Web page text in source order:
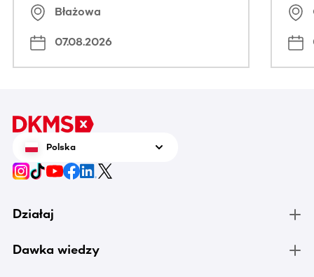
Błażowa
07.08.2026
Polska
Działaj
Dawka wiedzy